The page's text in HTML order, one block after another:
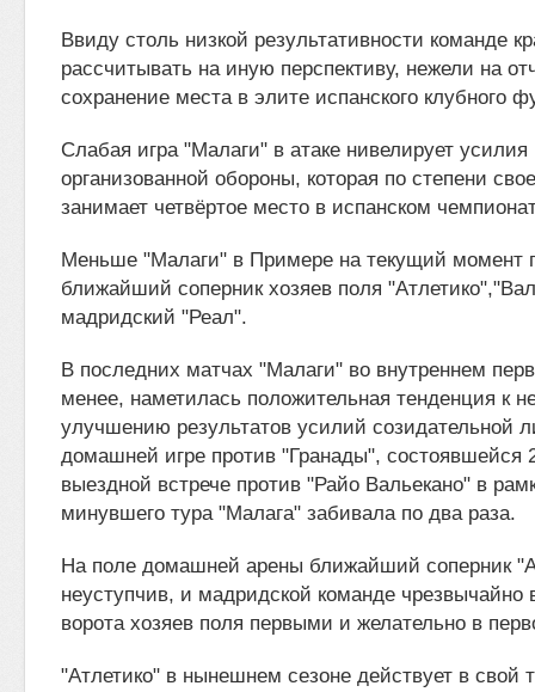
Ввиду столь низкой результативности команде
рассчитывать на иную перспективу, нежели на
сохранение места в элите испанского клубного
Слабая игра "Малаги" в атаке нивелирует усилия
организованной обороны, которая по степени
занимает четвёртое место в испанском
Меньше "Малаги" в Примере на текущий момент
ближайший соперник хозяев поля
мадридский "Реал".
В последних матчах "Малаги" во внутреннем
менее, наметилась положительная тенденция к
улучшению результатов усилий созидательной
домашней игре против "Гранады", состоявшейся
выездной встрече против "Райо Вальекано" в
минувшего тура "Малага" забивала по два раза.
На поле домашней арены ближайший соперник
неуступчив, и мадридской команде чрезвычайно
ворота хозяев поля первыми и желательно в
"Атлетико" в нынешнем сезоне действует в свой